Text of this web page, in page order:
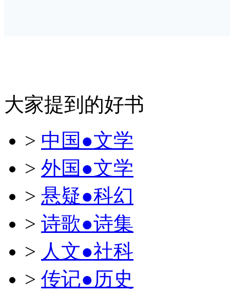
大家提到的好书
> 中国●文学
> 外国●文学
> 悬疑●科幻
> 诗歌●诗集
> 人文●社科
> 传记●历史